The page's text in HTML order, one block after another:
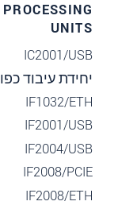
UNITS
IC2001/USB
יחידת עיבוד
IF1032/ETH
IF2001/USB
IF2004/USB
IF2008/PCIE
IF2008/ETH